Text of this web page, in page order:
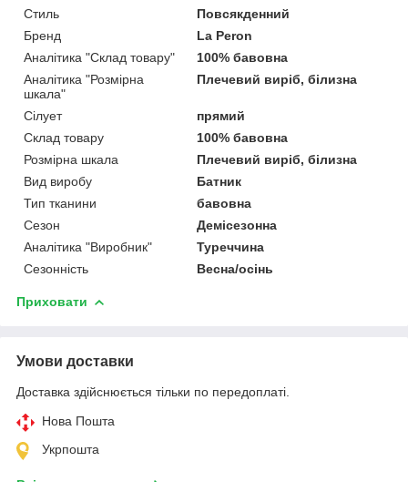
Стиль
Повсякденний
Бренд
La Peron
Аналітика "Склад товару"
100% бавовна
Аналітика "Розмірна
шкала"
Плечевий виріб, білизна
Сілует
прямий
Склад товару
100% бавовна
Розмірна шкала
Плечевий виріб, білизна
Вид виробу
Батник
Тип тканини
бавовна
Сезон
Демісезонна
Аналітика "Виробник"
Туреччина
Сезонність
Весна/осінь
Приховати
Умови доставки
Доставка здійснюється тільки по передоплаті.
Нова Пошта
Укрпошта